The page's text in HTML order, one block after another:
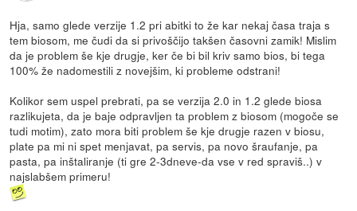
Hja, samo glede verzije 1.2 pri abitki to že kar nekaj časa traja s
tem biosom, me čudi da si privoščijo takšen časovni zamik! Mislim
da je problem še kje drugje, ker če bi bil kriv samo bios, bi tega
100% že nadomestili z novejšim, ki probleme odstrani!
Kolikor sem uspel prebrati, pa se verzija 2.0 in 1.2 glede biosa
razlikujeta, da je baje odpravljen ta problem z biosom (mogoče se
tudi motim), zato mora biti problem še kje drugje razen v biosu,
plate pa mi ni spet menjavat, pa servis, pa novo šraufanje, pa
pasta, pa inštaliranje (ti gre 2-3dneve-da vse v red spraviš..) v
najslabšem primeru!